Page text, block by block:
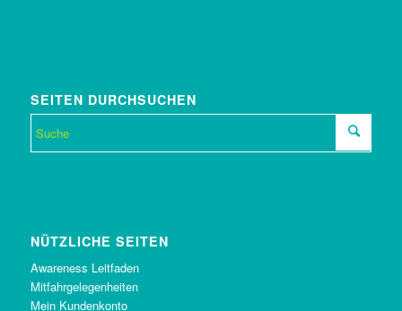
SEITEN DURCHSUCHEN
NÜTZLICHE SEITEN
Awareness Leitfaden
Mitfahrgelegenheiten
Mein Kundenkonto